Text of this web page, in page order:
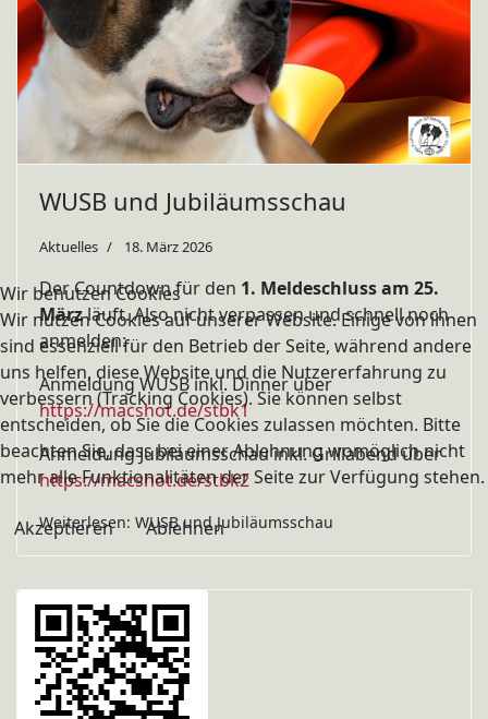
WUSB und Jubiläumsschau
Aktuelles 18. März 2026
Der Countdown für den 1. Meldeschluss am 25.
Märzläuft. Also nicht verpassen und schnell noch
anmelden:
Anmeldung WUSB inkl. Dinner über
https://macshot.de/stbk1
Anmeldung Jubiläumsschau inkl. Grillabend über
https://macshot.de/stbk2
Weiterlesen: WUSB und Jubiläumsschau
Wir benutzen Cookies
Wir nutzen Cookies auf unserer Website. Einige von ihnen
sind essenziell für den Betrieb der Seite, während andere
uns helfen, diese Website und die Nutzererfahrung zu
verbessern (Tracking Cookies). Sie können selbst
entscheiden, ob Sie die Cookies zulassen möchten. Bitte
beachten Sie, dass bei einer Ablehnung womöglich nicht
mehr alle Funktionalitäten der Seite zur Verfügung stehen.
Akzeptieren Ablehnen